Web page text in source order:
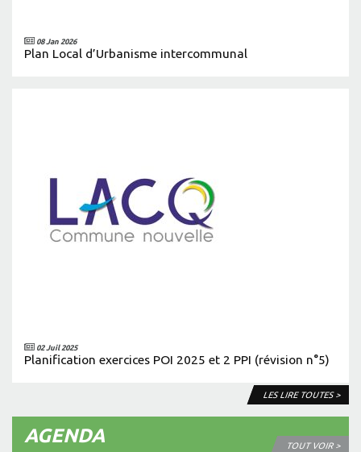
08 Jan 2026
Plan Local d’Urbanisme intercommunal
02 Juil 2025
Planification exercices POI 2025 et 2 PPI (révision n°5)
LES LIRE TOUTES >
AGENDA TOUT VOIR >